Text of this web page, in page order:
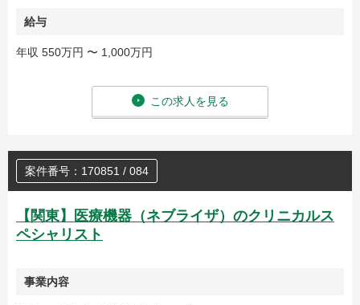
給与
年収 550万円 〜 1,000万円
この求人を見る
案件番号：170851 / 084
【関東】医療機器（ネブライザ）のクリニカルス
ペシャリスト
事業内容